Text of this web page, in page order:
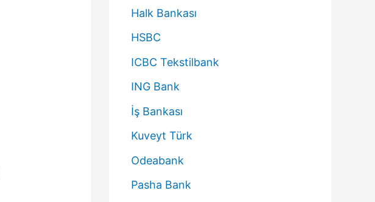
Halk Bankası
HSBC
ICBC Tekstilbank
ING Bank
İş Bankası
Kuveyt Türk
Odeabank
Pasha Bank